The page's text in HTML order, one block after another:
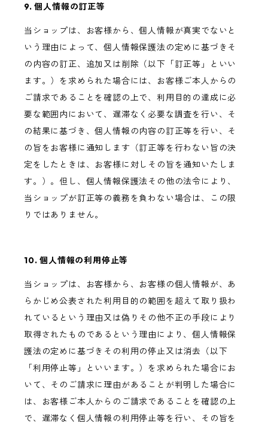
9. 個人情報の訂正等
当ショップは、お客様から、個人情報が真実でないと
いう理由によって、個人情報保護法の定めに基づきそ
の内容の訂正、追加又は削除（以下「訂正等」といい
ます。）を求められた場合には、お客様ご本人からの
ご請求であることを確認の上で、利用目的の達成に必
要な範囲内において、遅滞なく必要な調査を行い、そ
の結果に基づき、個人情報の内容の訂正等を行い、そ
の旨をお客様に通知します（訂正等を行わない旨の決
定をしたときは、お客様に対しその旨を通知いたしま
す。）。但し、個人情報保護法その他の法令により、
当ショップが訂正等の義務を負わない場合は、この限
りではありません。
10. 個人情報の利用停止等
当ショップは、お客様から、お客様の個人情報が、あ
らかじめ公表された利用目的の範囲を超えて取り扱わ
れているという理由又は偽りその他不正の手段により
取得されたものであるという理由により、個人情報保
護法の定めに基づきその利用の停止又は消去（以下
「利用停止等」といいます。）を求められた場合にお
いて、そのご請求に理由があることが判明した場合に
は、お客様ご本人からのご請求であることを確認の上
で、遅滞なく個人情報の利用停止等を行い、その旨を